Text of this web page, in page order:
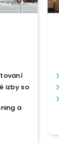
izby so
a